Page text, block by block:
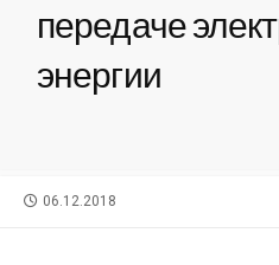
передаче
энергии
PUBLISHED
06.12.2018